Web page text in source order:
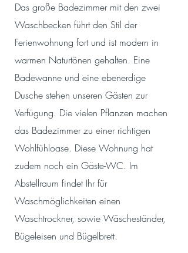
Das große Badezimmer mit den zwei
Waschbecken führt den Stil der
Ferienwohnung fort und ist modern in
warmen Naturtönen gehalten. Eine
Badewanne und eine ebenerdige
Dusche stehen unseren Gästen zur
Verfügung. Die vielen Pflanzen machen
das Badezimmer zu einer richtigen
Wohlfühloase. Diese Wohnung hat
zudem noch ein Gäste-WC. Im
Abstellraum findet Ihr für
Waschmöglichkeiten einen
Waschtrockner, sowie Wäscheständer,
Bügeleisen und Bügelbrett.